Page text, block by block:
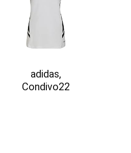
adidas,
Condivo22